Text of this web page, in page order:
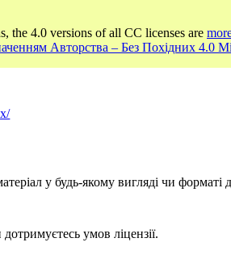
the 4.0 versions of all CC licenses are
Авторства – Без Похідних 4.0
у будь-якому вигляді чи форматі
умов ліцензії.